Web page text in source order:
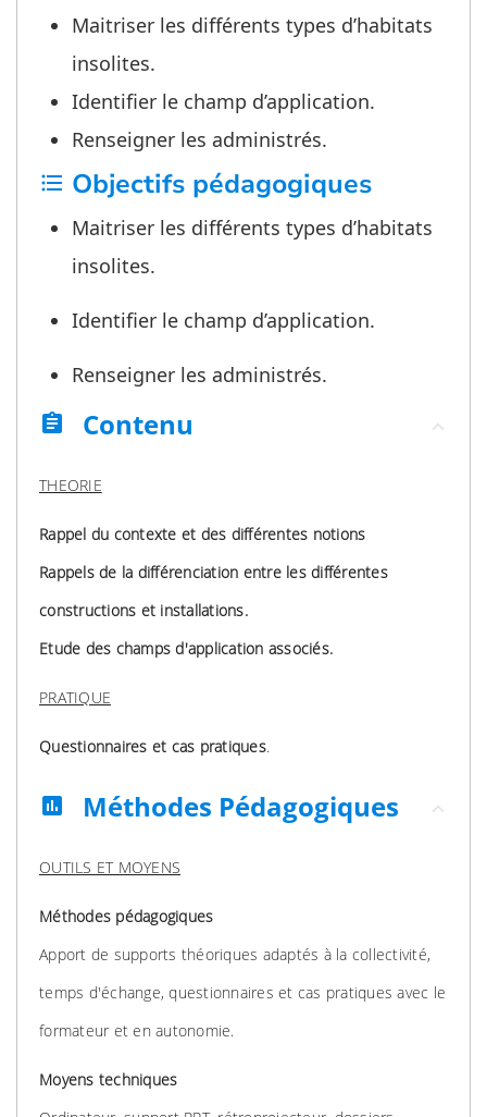
Maitriser les différents types d’habitats
insolites.
Identifier le champ d’application.
Renseigner les administrés.
format_list_bulleted Objectifs pédagogiques
Maitriser les différents types d’habitats
insolites.
Identifier le champ d’application.
Renseigner les administrés.
assignment
Contenu
THEORIE
Rappel du contexte et des différentes notions
Rappels de la différenciation entre les différentes
constructions et installations.
Etude des champs d'application associés.
PRATIQUE
Questionnaires et cas pratiques.
assessment Méthodes Pédagogiques
OUTILS ET MOYENS
Méthodes pédagogiques
Apport de supports théoriques adaptés à la collectivité,
temps d'échange, questionnaires et cas pratiques avec le
formateur et en autonomie.
Moyens techniques